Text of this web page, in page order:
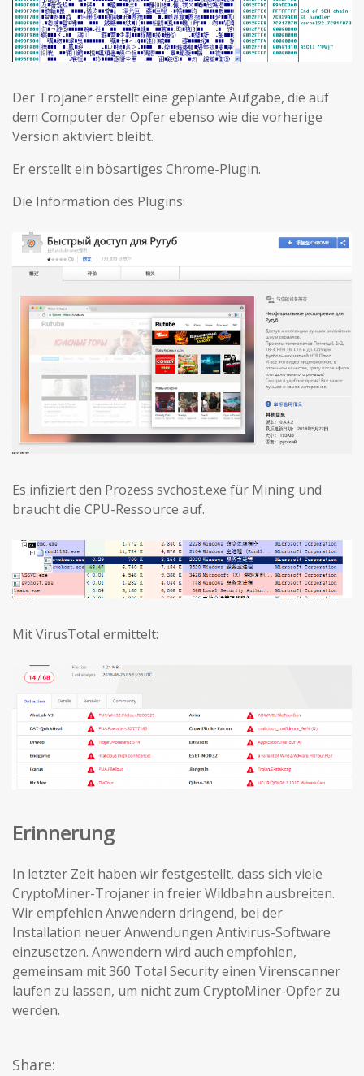
Der Trojaner erstellt eine geplante Aufgabe, die auf
dem Computer der Opfer ebenso wie die vorherige
Version aktiviert bleibt.
Er erstellt ein bösartiges Chrome-Plugin.
Die Information des Plugins:
Es infiziert den Prozess svchost.exe für Mining und
braucht die CPU-Ressource auf.
Mit VirusTotal ermittelt:
Erinnerung
In letzter Zeit haben wir festgestellt, dass sich viele
CryptoMiner-Trojaner in freier Wildbahn ausbreiten.
Wir empfehlen Anwendern dringend, bei der
Installation neuer Anwendungen Antivirus-Software
einzusetzen. Anwendern wird auch empfohlen,
gemeinsam mit 360 Total Security einen Virenscanner
laufen zu lassen, um nicht zum CryptoMiner-Opfer zu
werden.
Share: